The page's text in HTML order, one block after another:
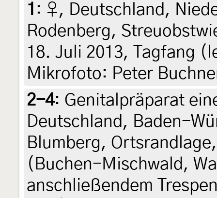
1 : ♀, Deutschland,
Rodenberg,
18. Juli 2013, Tagfang
Mikrofoto: Peter
2-4: Genitalpräparat
Deutschland, Baden-
Blumberg,
(Buchen-Mischwald,
anschließendem